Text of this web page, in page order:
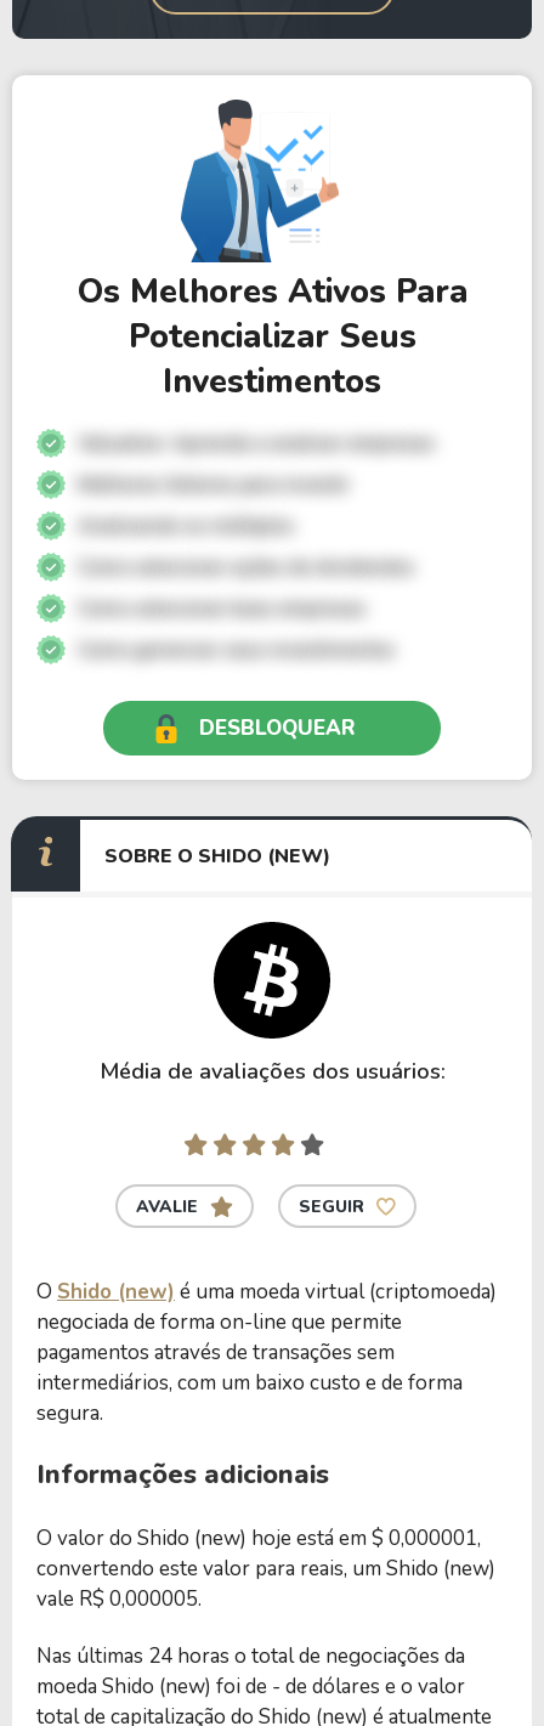
Os Melhores Ativos Para
Potencializar Seus
Investimentos
Valuation: Aprenda a analisar empresas
Melhores Setores para investir
Analisando os múltiplos
Como selecionar boas empresas
Como gerenciar seus investimentos
DESBLOQUEAR
SOBRE O SHIDO (NEW)
Média de avaliações dos usuários:
AVALIE SEGUIR
O Shido (new) é uma moeda virtual (criptomoeda)
negociada de forma on-line que permite
pagamentos através de transações sem
intermediários, com um baixo custo e de forma
segura.
Informações adicionais
O valor do Shido (new) hoje está em $ 0,000001,
convertendo este valor para reais, um Shido (new)
vale R$ 0,000005.
Nas últimas 24 horas o total de negociações da
moeda Shido (new) foi de - de dólares e o valor
total de capitalização do Shido (new) é atualmente